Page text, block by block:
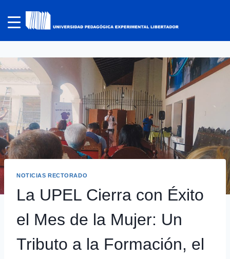
NOTICIAS RECTORADO
La UPEL Cierra con Éxito
el Mes de la Mujer: Un
Tributo a la Formación, el